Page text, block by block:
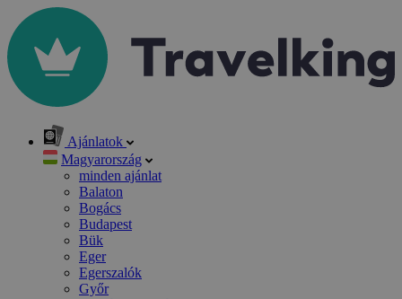
Ajánlatok
Magyarország
minden ajánlat
Balaton
Bogács
Budapest
Bük
Eger
Egerszalók
Győr